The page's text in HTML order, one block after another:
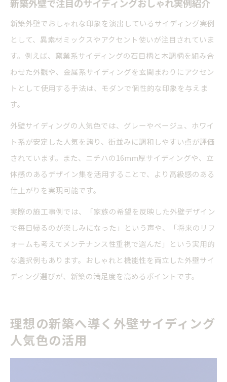
新築外壁で注目のサイディングおしゃれ実例紹介
新築外壁でおしゃれな印象を演出しているサイディング実例
として、異素材ミックスやアクセント使いが注目されていま
す。例えば、窯業系サイディングの石目柄と木調柄を組み合
わせた外観や、金属系サイディングを玄関まわりにアクセン
トとして使用する手法は、モダンで個性的な印象を与えま
す。
外壁サイディングの人気色では、グレーやベージュ、ホワイ
ト系が安定した人気を誇り、街並みに調和しやすい点が評価
されています。また、ニチハの16mm厚サイディングや、立
体感のあるデザイン集を活用することで、より高級感のある
仕上がりを実現可能です。
実際の施工事例では、「家族の希望を反映した外壁デザイン
で毎日帰るのが楽しみになった」という声や、「将来のリフ
ォームも考えてメンテナンス性重視で選んだ」という実用的
な選択例もあります。おしゃれと機能性を両立した外壁サイ
ディング選びが、新築の満足度を高めるポイントです。
理想の新築へ導く外壁サイディング
人気色の活用